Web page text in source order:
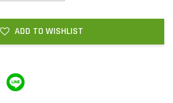
ADD TO WISHLIST